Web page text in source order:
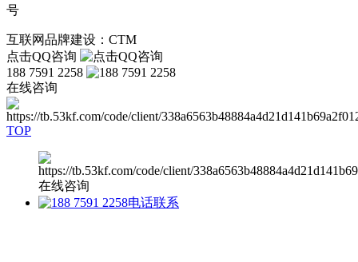
号
互联网品牌建设：CTM
点击QQ咨询
188 7591 2258
在线咨询
TOP
在线咨询
电话联系